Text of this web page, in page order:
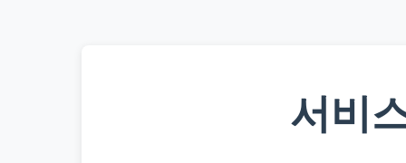
서비